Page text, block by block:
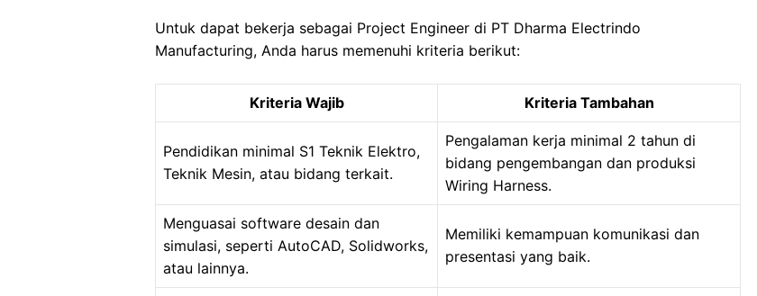
Untuk dapat bekerja sebagai Project Engineer di PT Dharma Electrindo
Manufacturing, Anda harus memenuhi kriteria berikut:
Kriteria Wajib Kriteria Tambahan
Pendidikan minimal S1 Teknik Elektro,
Teknik Mesin, atau bidang terkait.
Pengalaman kerja minimal 2 tahun di
bidang pengembangan dan produksi
Wiring Harness.
Menguasai software desain dan
simulasi, seperti AutoCAD, Solidworks,
atau lainnya.
Memiliki kemampuan komunikasi dan
presentasi yang baik.